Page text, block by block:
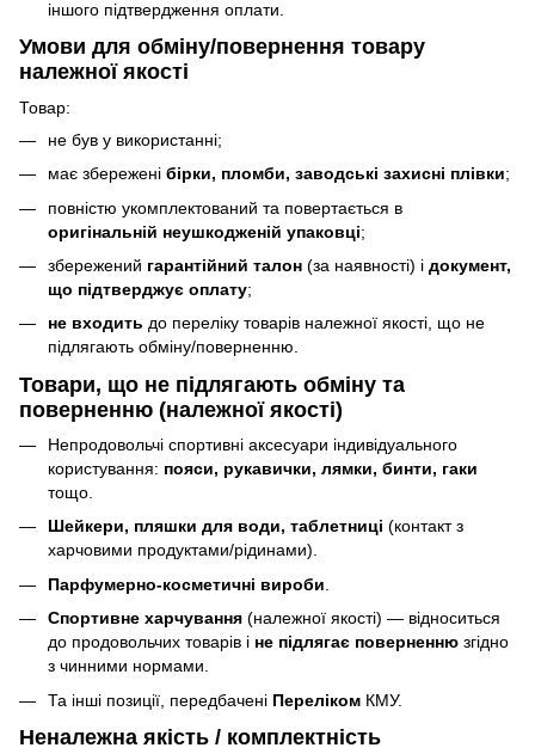
іншого підтвердження оплати.
Умови для обміну/повернення товару
належної якості
Товар:
не був у використанні;
має збережені бірки, пломби, заводські захисні плівки;
повністю укомплектований та повертається в
оригінальній неушкодженій упаковці;
збережений гарантійний талон (за наявності) і документ,
що підтверджує оплату;
не входить до переліку товарів належної якості, що не
підлягають обміну/поверненню.
Товари, що не підлягають обміну та
поверненню (належної якості)
Непродовольчі спортивні аксесуари індивідуального
користування: пояси, рукавички, лямки, бинти, гаки
тощо.
Шейкери, пляшки для води, таблетниці (контакт з
харчовими продуктами/рідинами).
Парфумерно-косметичні вироби
Спортивне харчування (належної якості) — відноситься
до продовольчих товарів і не підлягає поверненню згідно
з чинними нормами.
Та інші позиції, передбачені Переліком КМУ.
Неналежна якість / комплектність